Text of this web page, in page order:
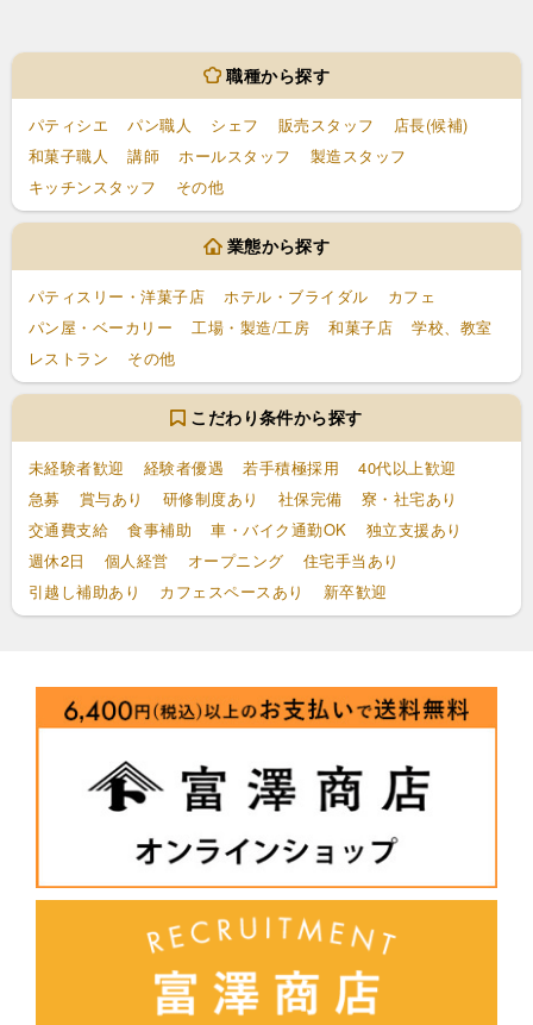
職種から探す
パティシエ パン職人 シェフ 販売スタッフ
店長(候補)
和菓子職人
講師 ホールスタッフ
製造スタッフ
キッチンスタッフ
その他
業態から探す
パティスリー・洋菓子店 ホテル・ブライダル
カフェ
パン屋・ベーカリー
工場・製造/工房 和菓子店
学校、教室
レストラン
その他
こだわり条件から探す
未経験者歓迎 経験者優遇 若手積極採用
40代以上歓迎
急募
賞与あり 研修制度あり 社保完備
寮・社宅あり
交通費支給
食事補助 車・バイク通勤OK
独立支援あり
週休2日
個人経営 オープニング
住宅手当あり
引越し補助あり
カフェスペースあり 新卒歓迎